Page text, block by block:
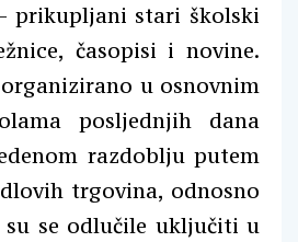
prikupljani stari školski
časopisi i novine.
u osnovnim
posljednjih dana
razdoblju putem
trgovina, odnosno
se odlučile uključiti u